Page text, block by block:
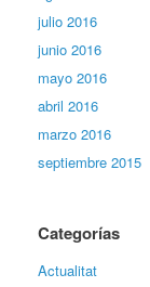
julio 2016
junio 2016
mayo 2016
abril 2016
marzo 2016
septiembre 2015
Categorías
Actualitat